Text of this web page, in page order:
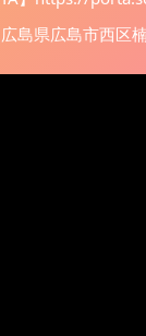
県広島市西区